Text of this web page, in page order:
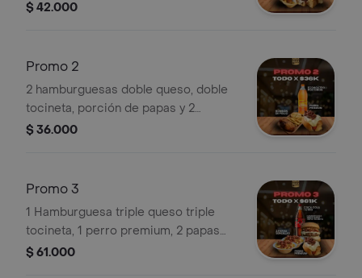
litro de Postobón.
$ 42.000
Promo 2
2 hamburguesas doble queso, doble
tocineta, porción de papas y 2
gaseosas mini personales Postobón.
$ 36.000
Promo 3
1 Hamburguesa triple queso triple
tocineta, 1 perro premium, 2 papas
sencillas, 1 Coca cola litro
$ 61.000